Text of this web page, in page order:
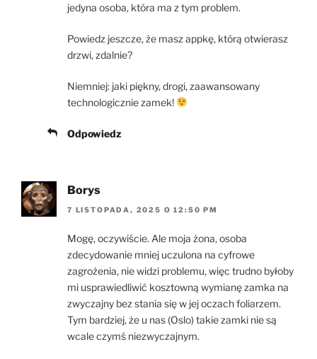
jedyna osoba, która ma z tym problem.
Powiedz jeszcze, że masz appkę, którą otwierasz
drzwi, zdalnie?
Niemniej: jaki piękny, drogi, zaawansowany
technologicznie zamek!
Odpowiedz
Borys
7 LISTOPADA, 2025 O 12:50 PM
Mogę, oczywiście. Ale moja żona, osoba
zdecydowanie mniej uczulona na cyfrowe
zagrożenia, nie widzi problemu, więc trudno byłoby
mi usprawiedliwić kosztowną wymianę zamka na
zwyczajny bez stania się w jej oczach foliarzem.
Tym bardziej, że u nas (Oslo) takie zamki nie są
wcale czymś niezwyczajnym.